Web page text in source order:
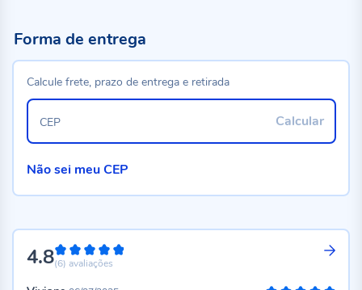
4.896%
(6) avaliações
Forma de entrega
Calcule frete, prazo de entrega e retirada
Calcular
CEP
Não sei meu CEP